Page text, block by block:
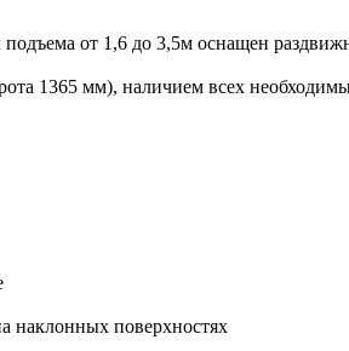
от 1,6 до 3,5м оснащен
1365 мм), наличием всех
наклонных поверхностях